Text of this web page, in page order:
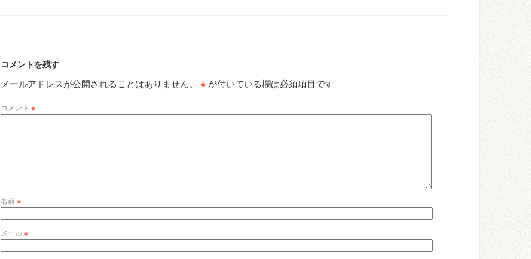
コメントを残す
メールアドレスが公開されることはありません。 ※ が付いている欄は必須項目です
コメント ※
名前※
メール※